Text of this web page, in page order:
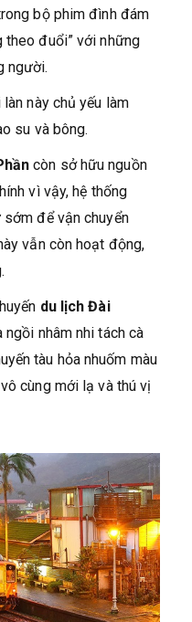
bộ phim đình đám
theo đuổi” với những
người.
này chủ yếu làm
su và bông.
còn sở hữu nguồn
vì vậy, hệ thống
để vận chuyển
vẫn còn hoạt động,
du lịch Đài
nhâm nhi tách cà
tàu hỏa nhuốm màu
cùng mới lạ và thú vị